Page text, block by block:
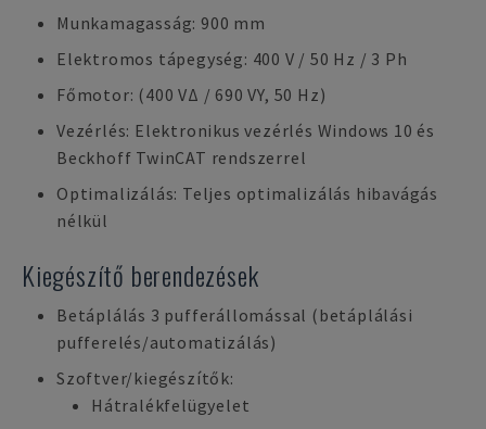
Munkamagasság: 900 mm
Elektromos tápegység: 400 V / 50 Hz / 3 Ph
Főmotor: (400 VΔ / 690 VY, 50 Hz)
Vezérlés: Elektronikus vezérlés Windows 10 és
Beckhoff TwinCAT rendszerrel
Optimalizálás: Teljes optimalizálás hibavágás
nélkül
Kiegészítő berendezések
Betáplálás 3 pufferállomással (betáplálási
pufferelés/automatizálás)
Szoftver/kiegészítők:
Hátralékfelügyelet